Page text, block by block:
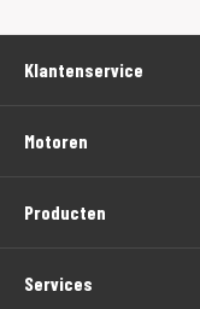
Klantenservice
Motoren
Producten
Services